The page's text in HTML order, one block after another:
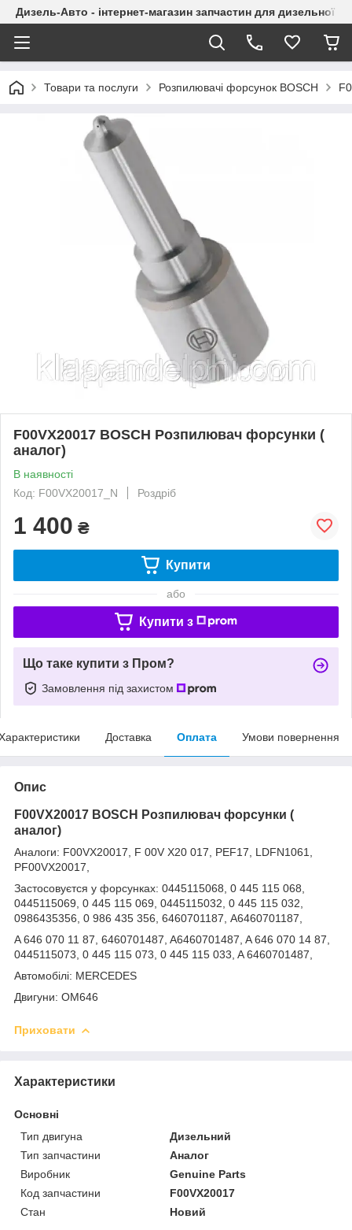
Дизель-Авто - інтернет-магазин запчастин для дизельної
Товари та послуги Розпилювачі форсунок BOSCH
F00VX20017 BOSCH Розпилювач форсунки (
аналог)
В наявності
Код: F00VX20017_N
Роздріб
1 400 ₴
Купити
або
Купити з
Що таке купити з Пром?
Замовлення під захистом
Доставка Оплата Умови повернення
Опис
F00VX20017 BOSCH Розпилювач форсунки (
аналог)
Аналоги: F00VX20017, F 00V X20 017, PEF17, LDFN1061,
PF00VX20017,
Застосовуєтся у форсунках: 0445115068, 0 445 115 068,
0445115069, 0 445 115 069, 0445115032, 0 445 115 032,
0986435356, 0 986 435 356, 6460701187, A6460701187,
A 646 070 11 87, 6460701487, A6460701487, A 646 070 14 87,
0445115073, 0 445 115 073, 0 445 115 033, A 6460701487,
Автомобілі: MERCEDES
Двигуни: OM646
Приховати
Характеристики
Основні
Тип двигуна
Дизельний
Тип запчастини
Аналог
Виробник
Genuine Parts
Код запчастини
F00VX20017
Стан
Новий